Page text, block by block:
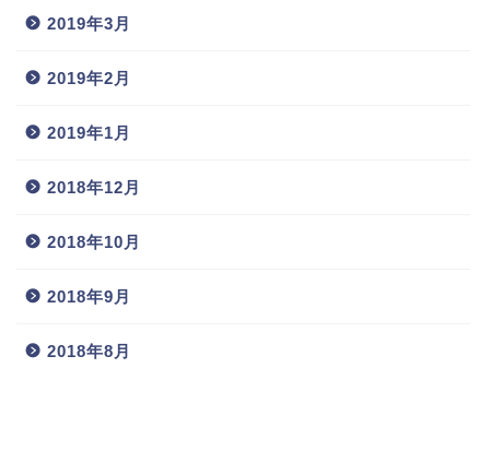
2019年3月
2019年2月
2019年1月
2018年12月
2018年10月
2018年9月
2018年8月